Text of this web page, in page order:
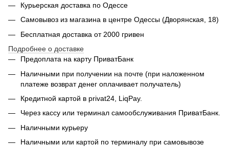
Курьерская доставка по Одессе
Самовывоз из магазина в центре Одессы (Дворянская, 18)
Бесплатная доставка от 2000 гривен
Подробнее о доставке
Предоплата на карту ПриватБанк
Наличными при получении на почте (при наложенном
платеже возврат денег оплачивает получатель)
Кредитной картой в privat24, LiqPay.
Через кассу или терминал самообслуживания ПриватБанк.
Наличными курьеру
Наличными или картой по терминалу при самовывозе